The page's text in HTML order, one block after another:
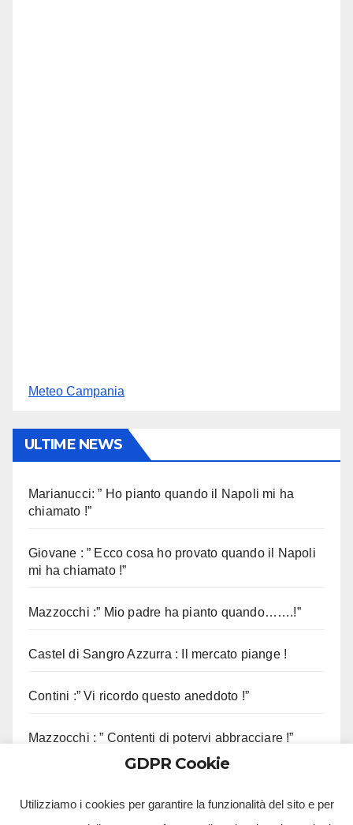
Meteo Campania
ULTIME NEWS
Marianucci: ” Ho pianto quando il Napoli mi ha
chiamato !”
Giovane : ” Ecco cosa ho provato quando il Napoli
mi ha chiamato !”
Mazzocchi :” Mio padre ha pianto quando…….!”
Castel di Sangro Azzurra : Il mercato piange !
Contini :” Vi ricordo questo aneddoto !”
Mazzocchi : ” Contenti di potervi abbracciare !”
GDPR Cookie
Utilizziamo i cookies per garantire la funzionalità del sito e per